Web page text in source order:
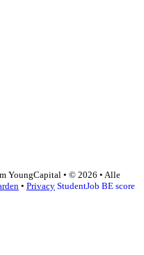
YoungCapital • © 2026 • Alle
• Privacy StudentJob BE score